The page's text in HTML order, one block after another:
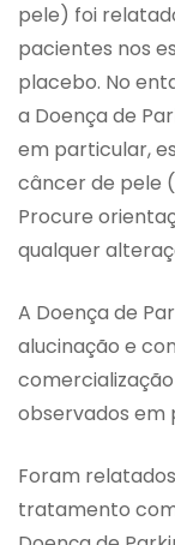
pele) foi
pacientes nos
placebo. No
a Doença de
em particular,
câncer de pele
Procure
qualquer
A Doença de
alucinação e
observados em
Foram
tratamento